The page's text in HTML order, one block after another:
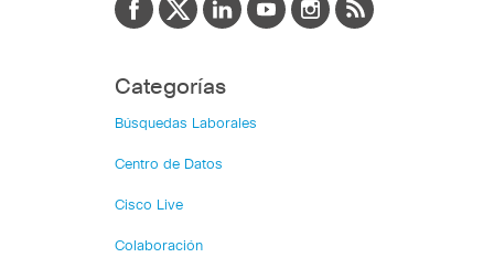
Categorías
Búsquedas Laborales
Centro de Datos
Cisco Live
Colaboración